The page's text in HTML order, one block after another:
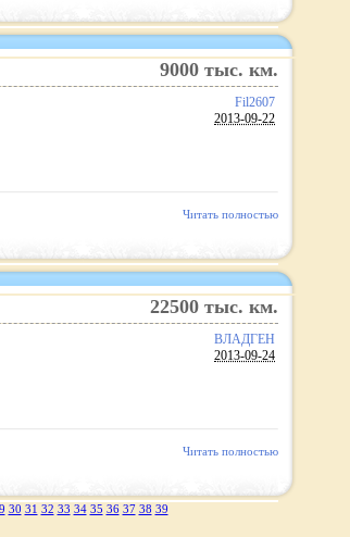
9000 тыс. км.
Fil2607
2013-09-22
Читать полностью
22500 тыс. км.
ВЛАДГЕН
2013-09-24
Читать полностью
30 31 32 33 34 35 36 37 38 39